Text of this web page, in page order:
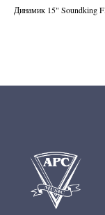
Динамик 15" Soundking